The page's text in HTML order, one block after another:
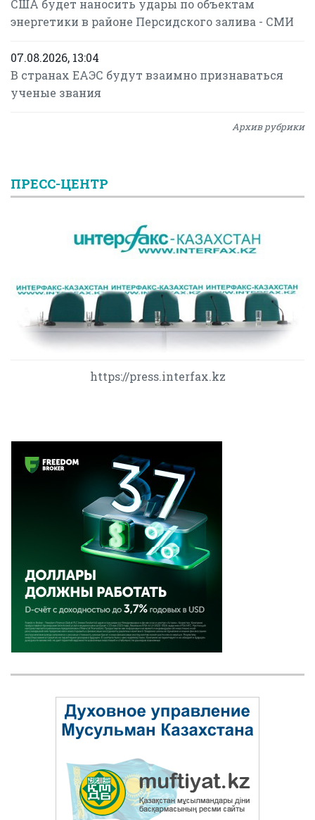
США будет наносить удары по объектам
энергетики в районе Персидского залива - СМИ
07.08.2026, 13:04
В странах ЕАЭС будут взаимно признаваться
ученые звания
Архив рубрики
ПРЕСС-ЦЕНТР
https://press.interfax.kz